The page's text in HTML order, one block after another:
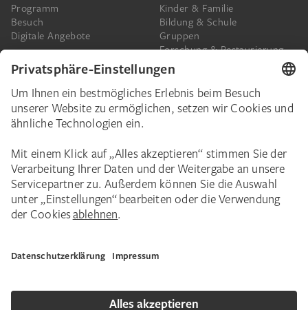
Programm
Besuch
Digitale Angebote
Kinder & Familie
Bildung & Schule
Gruppen
Forschung & Restaurierung
Presse
Das Städel
Spenden
Schenkungen & Nachlass
Corporate Events
Städelverein
Karriere
Städel Stories
Newsletter
DatenschutzPrivatsphäreBildnachweise